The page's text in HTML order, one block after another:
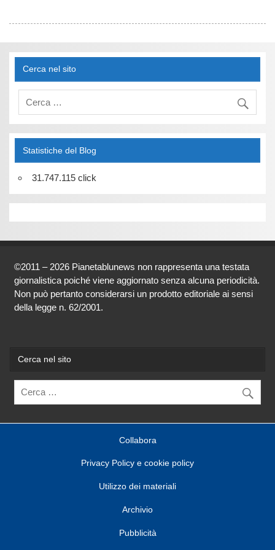
Cerca nel sito
Statistiche del Blog
31.747.115 click
©2011 – 2026 Pianetablunews non rappresenta una testata
giornalistica poiché viene aggiornato senza alcuna periodicità.
Non può pertanto considerarsi un prodotto editoriale ai sensi
della legge n. 62/2001.
Cerca nel sito
Collabora
Privacy Policy e cookie policy
Utilizzo dei materiali
Archivio
Pubblicità